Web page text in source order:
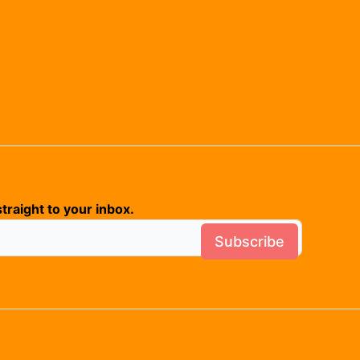
to your inbox.
Subscribe